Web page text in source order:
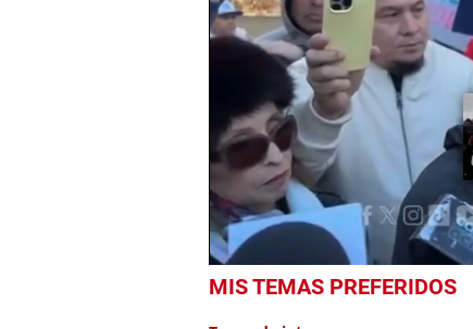
seconds
14
MIS TEMAS PREFERIDOS